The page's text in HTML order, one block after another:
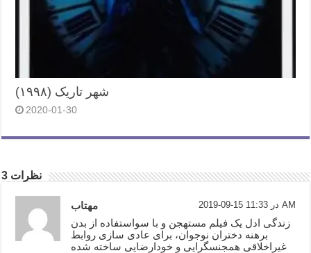
شهر تاریک (۱۹۹۸)
2020-01-30
3 نظرات
مهتاب 2019-09-15 در 11:33 AM
زندگی ادل یک فیلم مستهجن و با سواستفاده از بدن
برهنه دختران نوجوان، برای عادی سازی روابط
غیراخلاقی همجنسگرایی و خودارضایی ساخته شده